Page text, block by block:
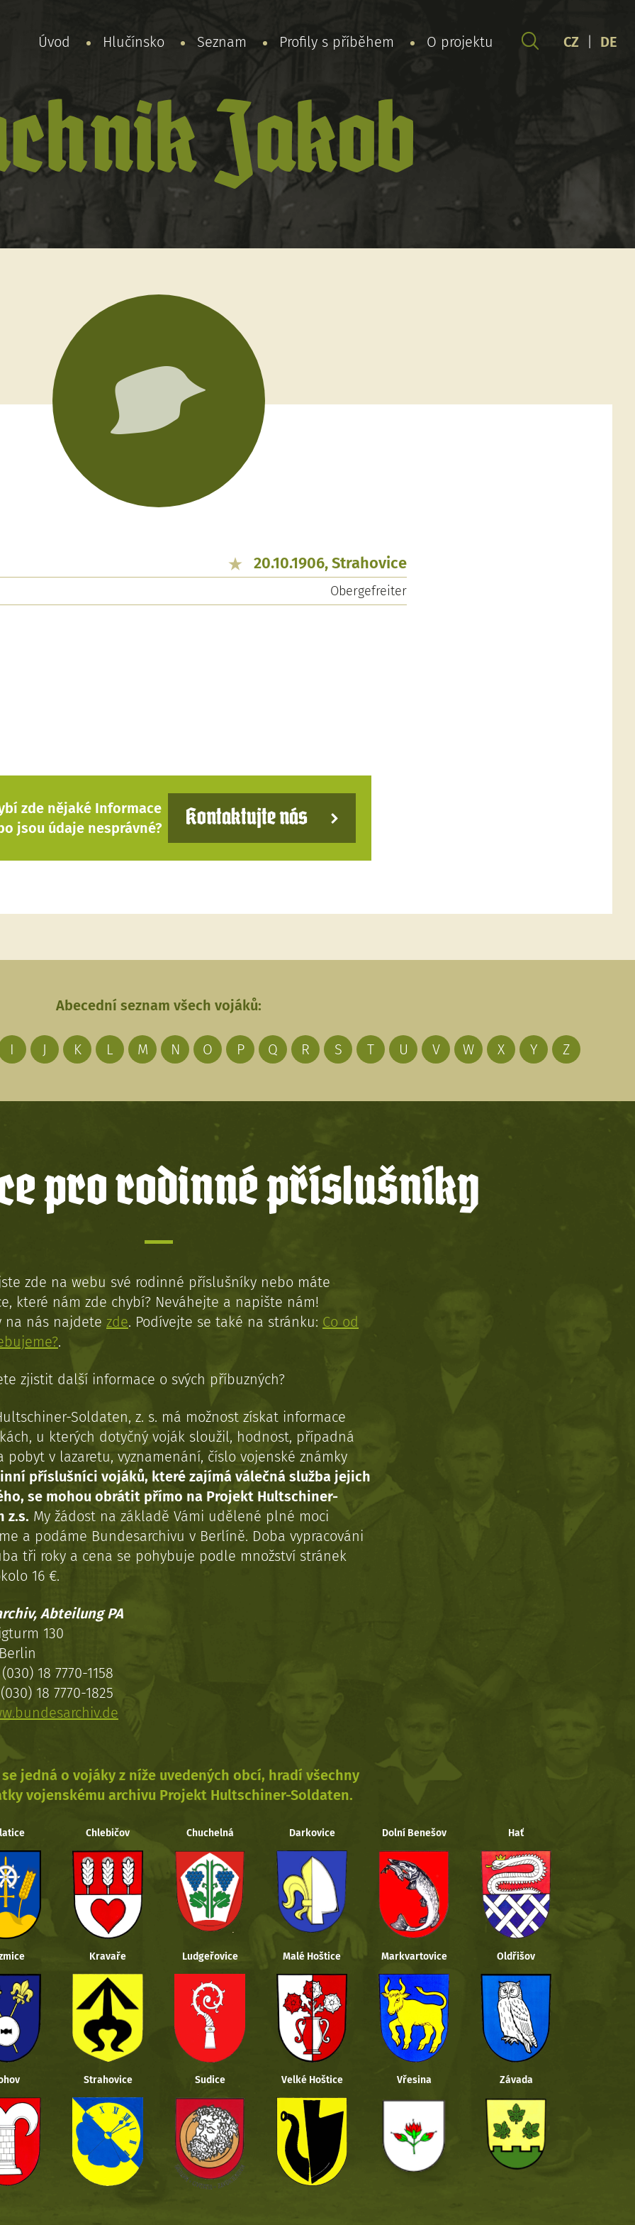
Úvod Hlučínsko Seznam Profily s příběhem O projektu CZ DE
Jakob
20.10.1906, Strahovice
Obergefreiter
zde nějaké Informace
jsou údaje nesprávné?
Kontaktujte nás
Abecední seznam všech vojáků:
I J K L M N O P Q R S T U V W X Y Z
pro rodinné příslušníky
zde na webu své rodinné příslušníky nebo máte
které nám zde chybí? Neváhejte a napište nám!
na nás najdete zde. Podívejte se také na stránku: Co od
.
zjistit další informace o svých příbuzných?
Soldaten, z. s. má možnost získat informace
u kterých dotyčný voják sloužil, hodnost, případná
pobyt v lazaretu, vyznamenání, číslo vojenské známky
příslušníci vojáků, které zajímá válečná služba jejich
se mohou obrátit přímo na Projekt Hultschiner-
z.s. My žádost na základě Vámi udělené plné moci
a podáme Bundesarchivu v Berlíně. Doba vypracováni
tři roky a cena se pohybuje podle množství stránek
16 €.
Abteilung PA
130
18 7770-1158
18 7770-1825
se jedná o vojáky z níže uvedených obcí, hradí všechny
vojenskému archivu Projekt Hultschiner-Soldaten.
Chlebičov Chuchelná Darkovice Dolní Benešov Hať
Kravaře Ludgeřovice Malé Hoštice Markvartovice Oldřišov
Strahovice Sudice Velké Hoštice Vřesina Závada